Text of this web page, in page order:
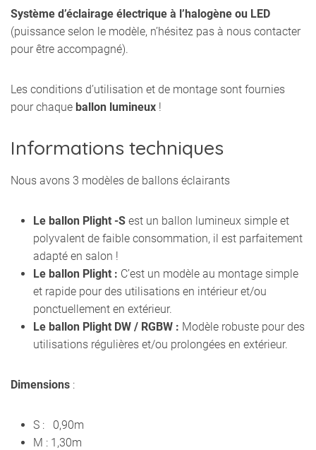
Système d’éclairage électrique à l’halogène ou LED
(puissance selon le modèle, n’hésitez pas à nous contacter
pour être accompagné).
Les conditions d’utilisation et de montage sont fournies
pour chaque ballon lumineux !
Informations techniques
Nous avons 3 modèles de ballons éclairants
Le ballon Plight -S est un ballon lumineux simple et
polyvalent de faible consommation, il est parfaitement
adapté en salon !
Le ballon Plight : C’est un modèle au montage simple
et rapide pour des utilisations en intérieur et/ou
ponctuellement en extérieur.
Le ballon Plight DW / RGBW : Modèle robuste pour des
utilisations régulières et/ou prolongées en extérieur.
Dimensions :
S : 0,90m
M : 1,30m